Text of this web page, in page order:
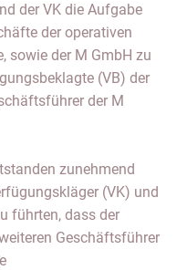
der VK die Aufgabe
der operativen
sowie der M GmbH zu
(VB) der
der M
zunehmend
(VK) und
führten, dass der
Geschäftsführer